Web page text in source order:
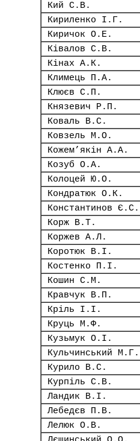
Кий С.В.
Кириленко І.Г.
Киричок О.Е.
Ківалов С.В.
Кінах А.К.
Климець П.А.
Клюєв С.П.
Князевич Р.П.
Коваль В.С.
Ковзель М.О.
Кожем’якін А.А.
Козуб О.А.
Колоцей Ю.О.
Кондратюк О.К.
Константинов Є.С.
Корж В.Т.
Коржев А.Л.
Коротюк В.І.
Костенко П.І.
Кошин С.М.
Кравчук В.П.
Кріль І.І.
Круць М.Ф.
Кузьмук О.І.
Кульчинський М.Г.
Курило В.С.
Курпіль С.В.
Ландик В.І.
Лебедєв П.В.
Лелюк О.В.